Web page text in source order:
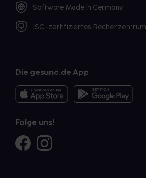
Software Made in Germany
ISO-zertifiziertes Rechenzentrum
Die gesund.de App
Folge uns!